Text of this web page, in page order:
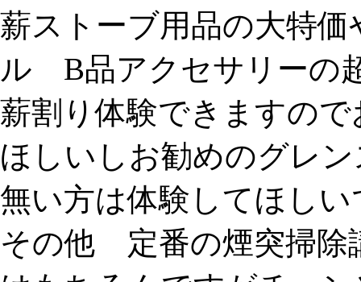
薪ストーブ用品の大特
ル B品アクセサリーの
薪割り体験できますの
ほしいしお勧めのグレ
無い方は体験してほしい
その他 定番の煙突掃